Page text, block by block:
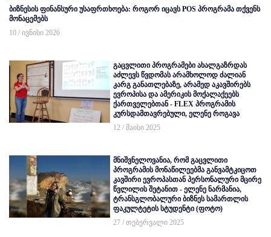
ბიზნესის ფინანსური უსაფრთხოება: როგორ იცავს POS პროგრამა თქვენს
მონაცემებს
10 / ივნისი 2026
გაცვლითი პროგრამები ახალგაზრდას
აძლევს წვდომას არამხოლოდ ძალიან
კარგ განათლებაზე, არამედ აკავშირებს
ევროპისა და ამერიკის მოქალაქეებს
ქართველებთან - FLEX პროგრამის
კურსდამთავრებული, ელენე როგავა
12 / მაისი 2025
მნიშვნელოვანია, რომ გაცვლითი
პროგრამის მონაწილეებმა განვამტკიცოთ
კავშირი ევროპასთან პერსონალური მცირე
წვლილის შეტანით - ელენე ნარმანია,
ტრანსგლობალური ბიზნეს სამართლის
ფაკულტეტის სტუდენტი (ფოტო)
27 / თებერვალი 2025